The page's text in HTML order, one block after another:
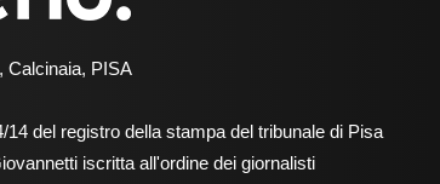
Calcinaia, PISA
del registro della stampa del tribunale di Pisa
iscritta all'ordine dei giornalisti